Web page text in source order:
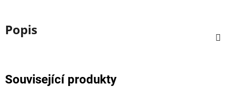
Popis
Související produkty